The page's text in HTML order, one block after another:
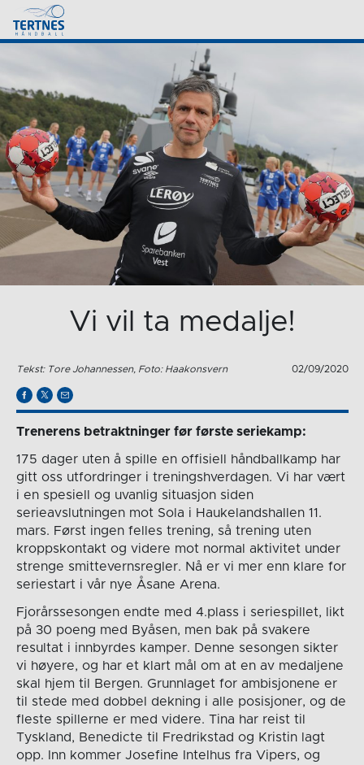
Vi vil ta medalje!
Tekst: Tore Johannessen, Foto: Haakonsvern 02/09/2020
Trenerens betraktninger før første seriekamp:
175 dager uten å spille en offisiell håndballkamp har
gitt oss utfordringer i treningshverdagen. Vi har vært
i en spesiell og uvanlig situasjon siden
serieavslutningen mot Sola i Haukelandshallen 11.
mars. Først ingen felles trening, så trening uten
kroppskontakt og videre mot normal aktivitet under
strenge smittevernsregler. Nå er vi mer enn klare for
seriestart i vår nye Åsane Arena.
Fjorårssesongen endte med 4.plass i seriespillet, likt
på 30 poeng med Byåsen, men bak på svakere
resultat i innbyrdes kamper. Denne sesongen sikter
vi høyere, og har et klart mål om at en av medaljene
skal hjem til Bergen. Grunnlaget for ambisjonene er
til stede med dobbel dekning i alle posisjoner, og de
fleste spillerne er med videre. Tina har reist til
Tyskland, Benedicte til Fredrikstad og Kristin lagt
opp. Inn kommer Josefine Intelhus fra Vipers, og